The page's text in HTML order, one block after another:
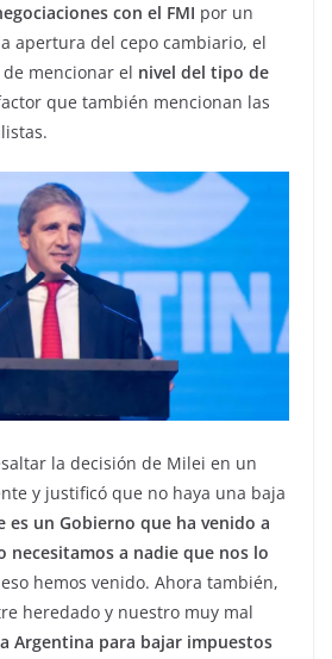
con el FMI por un
apertura del cepo cambiario, el
mencionar el nivel del tipo de
que también mencionan las
la decisión de Milei en un
y justificó que no haya una baja
es un Gobierno que ha venido a
necesitamos a nadie que nos lo
hemos venido. Ahora también,
heredado y nuestro muy mal
Argentina para bajar impuestos